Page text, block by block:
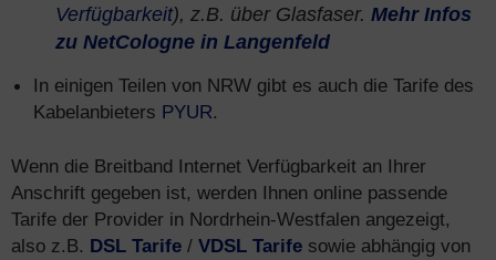
Verfügbarkeit), z.B. über Glasfaser. Mehr Infos
zu NetCologne in Langenfeld
In einigen Teilen von NRW gibt es auch die Tarife des
Kabelanbieters PYUR.
Wenn die Breitband Internet Verfügbarkeit an Ihrer
Anschrift gegeben ist, werden Ihnen online passende
Tarife der Provider in Nordrhein-Westfalen angezeigt,
also z.B. DSL Tarife / VDSL Tarife sowie abhängig von